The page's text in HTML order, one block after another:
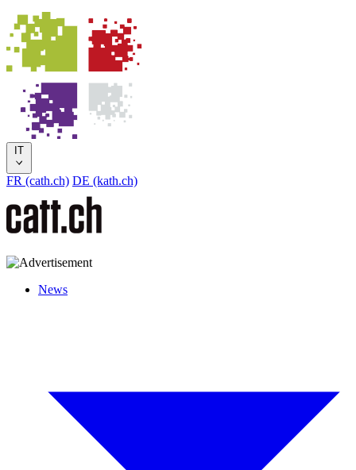
IT
FR (cath.ch) DE (kath.ch)
News